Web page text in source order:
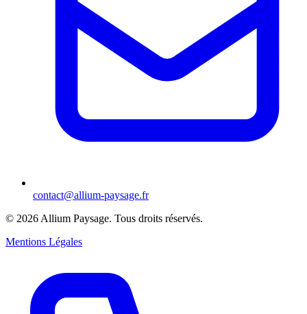
contact@allium-paysage.fr
© 2026 Allium Paysage. Tous droits réservés.
Mentions Légales